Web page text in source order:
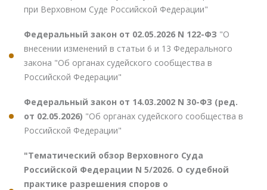
при Верховном Суде Российской Федерации"
Федеральный закон от 02.05.2026 N 122-ФЗ "О
внесении изменений в статьи 6 и 13 Федерального
закона "Об органах судейского сообщества в
Российской Федерации"
Федеральный закон от 14.03.2002 N 30-ФЗ (ред.
от 02.05.2026) "Об органах судейского сообщества в
Российской Федерации"
"Тематический обзор Верховного Суда
Российской Федерации N 5/2026. О судебной
практике разрешения споров о